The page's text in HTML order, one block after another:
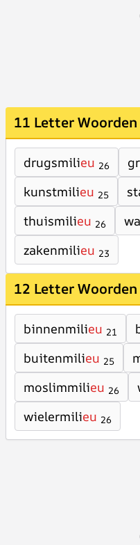
11 Letter Woorden
drugsmilieu 26
kunstmilieu 25
thuismilieu 26
zakenmilieu 23
12 Letter Woorden
binnenmilieu 21
buitenmilieu 25
moslimmilieu 26
wielermilieu 26